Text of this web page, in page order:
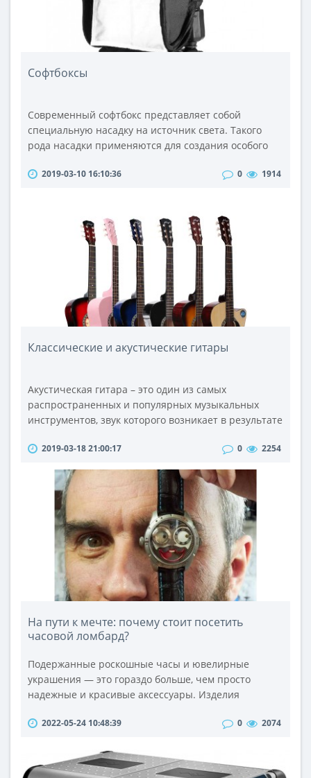
Софтбоксы
Современный софтбокс представляет собой
специальную насадку на источник света. Такого
рода насадки применяются для создания особого
В настоящее время софтбоксы широко
разновидностей таких приспособлений, как
софтбоксы. Стрип (стрипбокс) - это узкий софтбокс
2019-03-10 16:10:36 0 1914
Классические и акустические гитары
Акустическая гитара – это один из самых
распространенных и популярных музыкальных
инструментов, звук которого возникает в результате
счет резонирующего корпуса. Без этого
хоть один из существующих музыкальных стилей.
Акустическая гитара играет основную роль в таких
жанрах, как рок, блюз, авторская песня, куби..
2019-03-18 21:00:17 0 2254
На пути к мечте: почему стоит посетить
часовой ломбард?
Подержанные роскошные часы и ювелирные
украшения — это гораздо больше, чем просто
надежные и красивые аксессуары. Изделия
Heuer, Omega или Breitling, служат стильными
Киеве сейчас стремятся многие, но не стоит
смотреть объявление на форумах, там, как правило,
2022-05-24 10:48:39 0 2074